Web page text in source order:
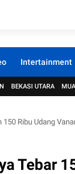
Intertainment
BEKASI UTARA
Ribu Udang
Tebar